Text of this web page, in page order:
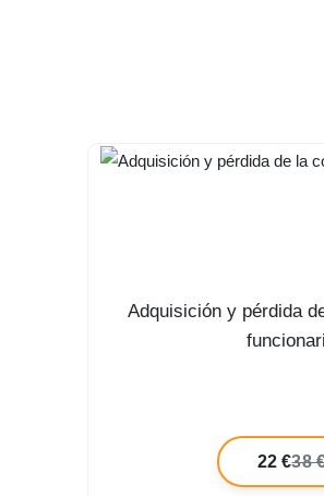
Adquisición y pérdida
22 €38